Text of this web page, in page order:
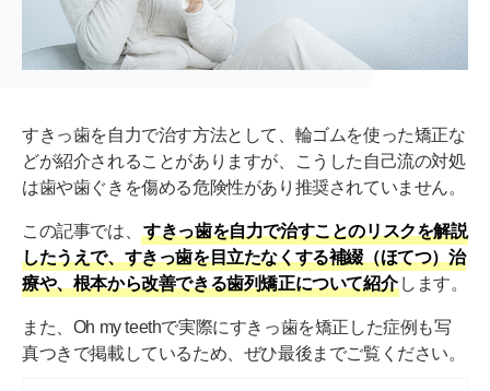
すきっ歯を自力で治す方法として、輪ゴムを使った矯正な
どが紹介されることがありますが、こうした自己流の対処
は歯や歯ぐきを傷める危険性があり推奨されていません。
この記事では、
すきっ歯を自力で治すことのリスクを解説
したうえで、すきっ歯を目立たなくする補綴（ほてつ）治
療や、根本から改善できる歯列矯正について紹介 します。
また、Oh my teethで実際にすきっ歯を矯正した症例も写
真つきで掲載しているため、ぜひ最後までご覧ください。